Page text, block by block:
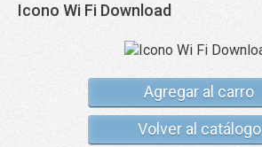
Icono Wi Fi Download
Agregar al carro
Volver al catálogo